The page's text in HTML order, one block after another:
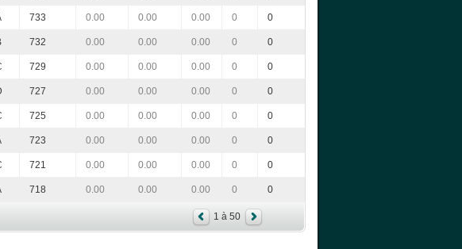
733 0.00 0.00 0.00 0 0
732 0.00 0.00 0.00 0 0
729 0.00 0.00 0.00 0 0
727 0.00 0.00 0.00 0 0
725 0.00 0.00 0.00 0 0
723 0.00 0.00 0.00 0 0
721 0.00 0.00 0.00 0 0
718 0.00 0.00 0.00 0 0
1 à 50